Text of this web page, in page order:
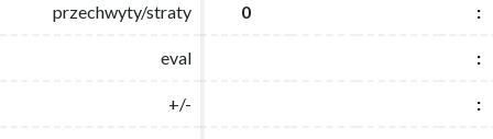
przechwyty/straty 0 :
eval :
+/- :
przechwyty/straty 0 :
eval :
+/- :